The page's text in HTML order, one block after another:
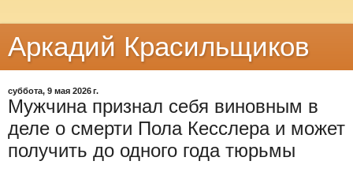
Аркадий Красильщиков
суббота, 9 мая 2026 г.
Мужчина признал себя виновным в
деле о смерти Пола Кесслера и может
получить до одного года тюрьмы